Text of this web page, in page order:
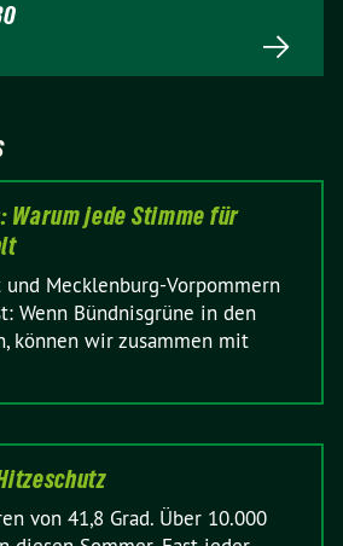
Warum jede Stimme für
und Mecklenburg-Vorpommern
Wenn Bündnisgrüne in den
können wir zusammen mit
von 41,8 Grad. Über 10.000